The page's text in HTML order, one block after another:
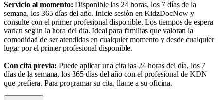
Servicio al momento: Disponible las 24 horas, los 7 días de la
semana, los 365 días del año. Inicie sesión en KidzDocNow y
consulte con el primer profesional disponible. Los tiempos de espera
varían según la hora del día. Ideal para familias que valoran la
comodidad de ser atendidas en cualquier momento y desde cualquier
lugar por el primer profesional disponible.
Con cita previa: Puede aplicar una cita las 24 horas del día, los 7
días de la semana, los 365 días del año con el profesional de KDN
que prefiera. Para programar su cita, llame a su oficina.